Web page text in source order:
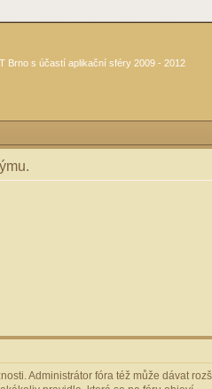
Brno s účastí aplikační sféry 2009 - 2012
Administrátor fóra též může dávat